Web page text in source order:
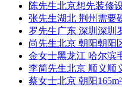
陈先生北京想先装修
张先生湖北 荆州 需要
罗先生广东 深圳 深圳
尚先生北京 朝阳朝阳
金女士黑龙江 哈尔滨
李简先生北京 顺义 顺
蔡女士北京 朝阳